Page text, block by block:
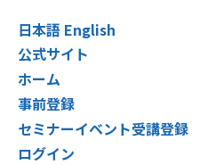
日本語 English
公式サイト
ホーム
事前登録
セミナーイベント受講登録
ログイン